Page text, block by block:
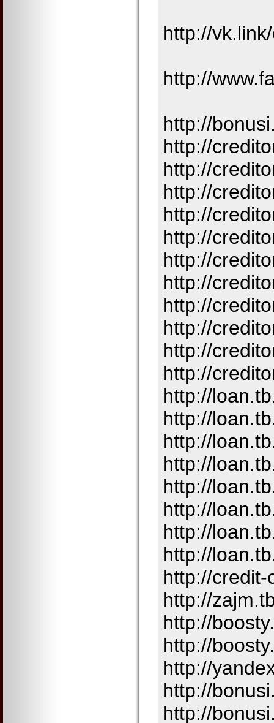
http://
http://
http://
http://
http://
http://
http://
http://
http://
http://
http://
http://
http://
http://
http://
http://
http://
http://
http://
http://
http://
http://
http://
http://
http://
http://
http://
http://
http://